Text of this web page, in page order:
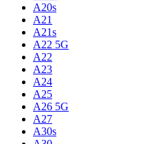
A20s
A21
A21s
A22 5G
A22
A23
A24
A25
A26 5G
A27
A30s